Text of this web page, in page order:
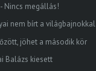
Nincs megállás!
nem bírt a világbajnokkal
jöhet a második kör
Balázs kiesett